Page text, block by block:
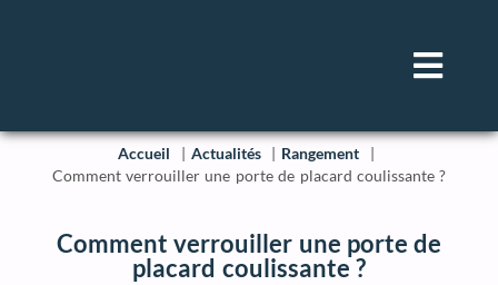
Accueil Actualités
Rangement
Comment verrouiller une porte de placard coulissante ?
Comment verrouiller une porte de
placard coulissante ?